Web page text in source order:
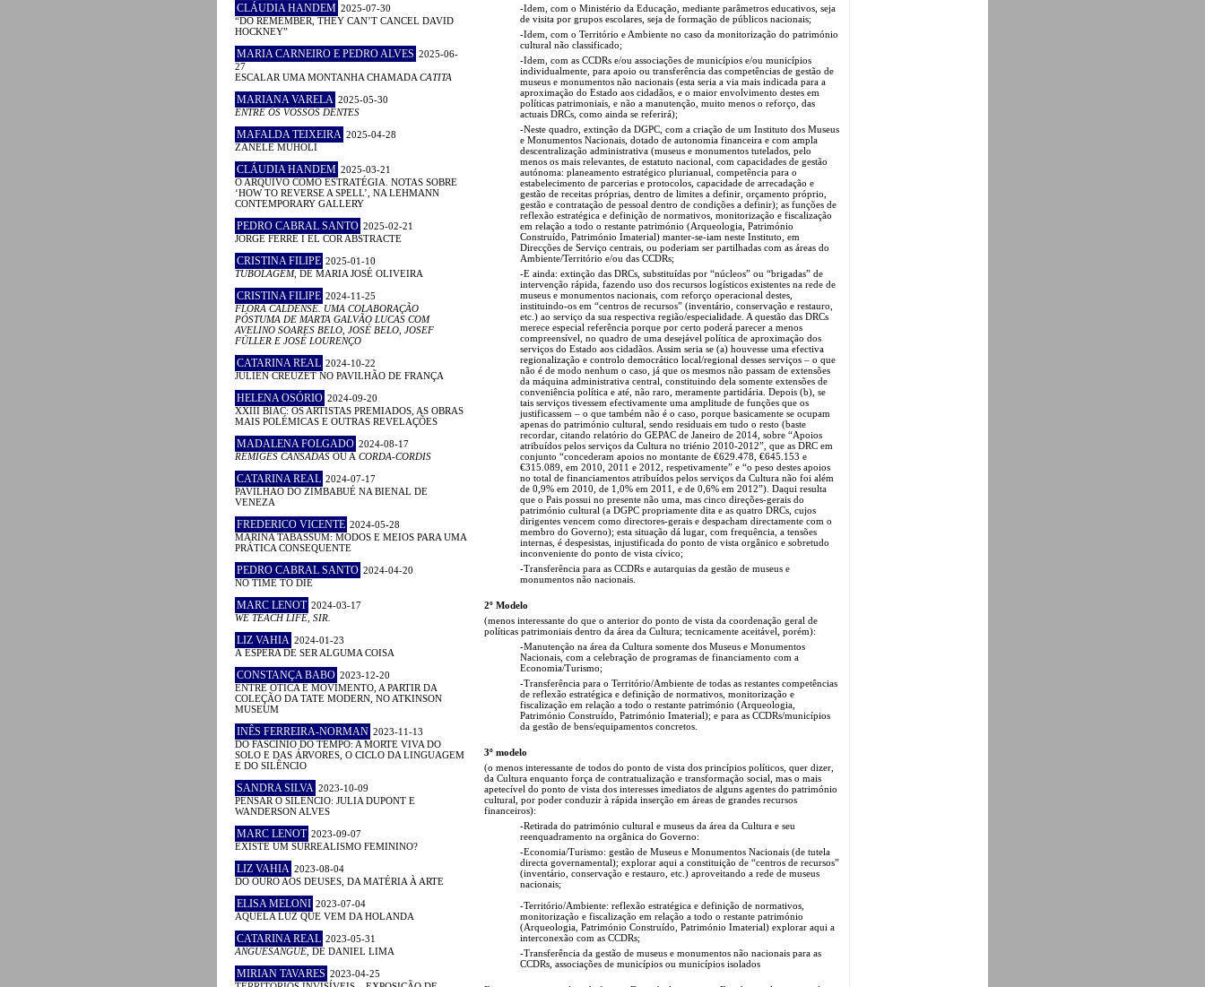
CLÁUDIA HANDEM 2025-07-30
“DO REMEMBER, THEY CAN’T CANCEL DAVID
HOCKNEY”
MARIA CARNEIRO E PEDRO ALVES 2025-06-
27
ESCALAR UMA MONTANHA CHAMADA CATITA
MARIANA VARELA 2025-05-30
ENTRE OS VOSSOS DENTES
MAFALDA TEIXEIRA 2025-04-28
ZANELE MUHOLI
CLÁUDIA HANDEM 2025-03-21
O ARQUIVO COMO ESTRATÉGIA. NOTAS SOBRE
‘HOW TO REVERSE A SPELL’, NA LEHMANN
CONTEMPORARY GALLERY
PEDRO CABRAL SANTO 2025-02-21
JORGE FERRÉ I EL COR ABSTRACTE
CRISTINA FILIPE 2025-01-10
TUBOLAGEM, DE MARIA JOSÉ OLIVEIRA
CRISTINA FILIPE 2024-11-25
FLORA CALDENSE. UMA COLABORAÇÃO
PÓSTUMA DE MARTA GALVÃO LUCAS COM
AVELINO SOARES BELO, JOSÉ BELO, JOSEF
FÜLLER E JOSÉ LOURENÇO
CATARINA REAL 2024-10-22
JULIEN CREUZET NO PAVILHÃO DE FRANÇA
HELENA OSÓRIO 2024-09-20
XXIII BIAC: OS ARTISTAS PREMIADOS, AS OBRAS
MAIS POLÉMICAS E OUTRAS REVELAÇÕES
MADALENA FOLGADO 2024-08-17
RÉMIGES CANSADAS OU A CORDA-CORDIS
CATARINA REAL 2024-07-17
PAVILHÃO DO ZIMBABUÉ NA BIENAL DE
VENEZA
FREDERICO VICENTE 2024-05-28
MARINA TABASSUM: MODOS E MEIOS PARA UMA
PRÁTICA CONSEQUENTE
PEDRO CABRAL SANTO 2024-04-20
NO TIME TO DIE
MARC LENOT 2024-03-17
WE TEACH LIFE, SIR.
LIZ VAHIA 2024-01-23
À ESPERA DE SER ALGUMA COISA
CONSTANÇA BABO 2023-12-20
ENTRE ÓTICA E MOVIMENTO, A PARTIR DA
COLEÇÃO DA TATE MODERN, NO ATKINSON
MUSEUM
INÊS FERREIRA-NORMAN 2023-11-13
DO FASCÍNIO DO TEMPO: A MORTE VIVA DO
SOLO E DAS ÁRVORES, O CICLO DA LINGUAGEM
E DO SILÊNCIO
SANDRA SILVA 2023-10-09
PENSAR O SILÊNCIO: JULIA DUPONT E
WANDERSON ALVES
MARC LENOT 2023-09-07
EXISTE UM SURREALISMO FEMININO?
LIZ VAHIA 2023-08-04
DO OURO AOS DEUSES, DA MATÉRIA À ARTE
ELISA MELONI 2023-07-04
AQUELA LUZ QUE VEM DA HOLANDA
CATARINA REAL 2023-05-31
ANGUESÂNGUE , DE DANIEL LIMA
MIRIAN TAVARES 2023-04-25
-Idem, com o Ministério da Educação, mediante parâmetros educativos, seja
de visita por grupos escolares, seja de formação de públicos nacionais;
-Idem, com o Território e Ambiente no caso da monitorização do património
cultural não classificado;
-Idem, com as CCDRs e/ou associações de municípios e/ou municípios
individualmente, para apoio ou transferência das competências de gestão de
museus e monumentos não nacionais (esta seria a via mais indicada para a
aproximação do Estado aos cidadãos, e o maior envolvimento destes em
políticas patrimoniais, e não a manutenção, muito menos o reforço, das
actuais DRCs, como ainda se referirá);
-Neste quadro, extinção da DGPC, com a criação de um Instituto dos Museus
e Monumentos Nacionais, dotado de autonomia financeira e com ampla
descentralização administrativa (museus e monumentos tutelados, pelo
menos os mais relevantes, de estatuto nacional, com capacidades de gestão
autónoma: planeamento estratégico plurianual, competência para o
estabelecimento de parcerias e protocolos, capacidade de arrecadação e
gestão de receitas próprias, dentro de limites a definir, orçamento próprio,
gestão e contratação de pessoal dentro de condições a definir); as funções de
reflexão estratégica e definição de normativos, monitorização e fiscalização
em relação a todo o restante património (Arqueologia, Património
Construído, Património Imaterial) manter-se-iam neste Instituto, em
Direcções de Serviço centrais, ou poderiam ser partilhadas com as áreas do
Ambiente/Território e/ou das CCDRs;
-E ainda: extinção das DRCs, substituídas por “núcleos” ou “brigadas” de
intervenção rápida, fazendo uso dos recursos logísticos existentes na rede de
museus e monumentos nacionais, com reforço operacional destes,
instituindo-os em “centros de recursos” (inventário, conservação e restauro,
etc.) ao serviço da sua respectiva região/especialidade. A questão das DRCs
merece especial referência porque por certo poderá parecer a menos
compreensível, no quadro de uma desejável política de aproximação dos
serviços do Estado aos cidadãos. Assim seria se (a) houvesse uma efectiva
regionalização e controlo democrático local/regional desses serviços – o que
não é de modo nenhum o caso, já que os mesmos não passam de extensões
da máquina administrativa central, constituindo dela somente extensões de
conveniência política e até, não raro, meramente partidária. Depois (b), se
tais serviços tivessem efectivamente uma amplitude de funções que os
justificassem – o que também não é o caso, porque basicamente se ocupam
apenas do património cultural, sendo residuais em tudo o resto (baste
recordar, citando relatório do GEPAC de Janeiro de 2014, sobre “Apoios
atribuídos pelos serviços da Cultura no triénio 2010-2012”, que as DRC em
conjunto “concederam apoios no montante de €629.478, €645.153 e
€315.089, em 2010, 2011 e 2012, respetivamente” e “o peso destes apoios
no total de financiamentos atribuídos pelos serviços da Cultura não foi além
de 0,9% em 2010, de 1,0% em 2011, e de 0,6% em 2012”). Daqui resulta
que o Pais possui no presente não uma, mas cinco direções-gerais do
património cultural (a DGPC propriamente dita e as quatro DRCs, cujos
dirigentes vencem como directores-gerais e despacham directamente com o
membro do Governo); esta situação dá lugar, com frequência, a tensões
internas, é despesistas, injustificada do ponto de vista orgânico e sobretudo
inconveniente do ponto de vista cívico;
-Transferência para as CCDRs e autarquias da gestão de museus e
monumentos não nacionais.
2º Modelo
(menos interessante do que o anterior do ponto de vista da coordenação geral de
políticas patrimoniais dentro da área da Cultura; tecnicamente aceitável, porém):
-Manutenção na área da Cultura somente dos Museus e Monumentos
Nacionais, com a celebração de programas de financiamento com a
Economia/Turismo;
-Transferência para o Território/Ambiente de todas as restantes competências
de reflexão estratégica e definição de normativos, monitorização e
fiscalização em relação a todo o restante património (Arqueologia,
Património Construído, Património Imaterial); e para as CCDRs/municípios
da gestão de bens/equipamentos concretos.
3º modelo
(o menos interessante de todos do ponto de vista dos princípios políticos, quer dizer,
da Cultura enquanto força de contratualização e transformação social, mas o mais
apetecível do ponto de vista dos interesses imediatos de alguns agentes do património
cultural, por poder conduzir à rápida inserção em áreas de grandes recursos
financeiros):
-Retirada do património cultural e museus da área da Cultura e seu
reenquadramento na orgânica do Governo:
-Economia/Turismo: gestão de Museus e Monumentos Nacionais (de tutela
directa governamental); explorar aqui a constituição de “centros de recursos”
(inventário, conservação e restauro, etc.) aproveitando a rede de museus
nacionais;
-Território/Ambiente: reflexão estratégica e definição de normativos,
monitorização e fiscalização em relação a todo o restante património
(Arqueologia, Património Construído, Património Imaterial) explorar aqui a
interconexão com as CCDRs;
-Transferência da gestão de museus e monumentos não nacionais para as
CCDRs, associações de municípios ou municípios isolados